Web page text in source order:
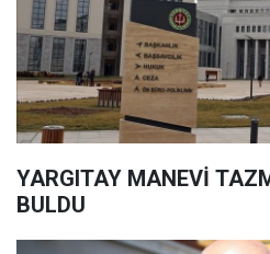
YARGITAY MANEVİ
BULDU